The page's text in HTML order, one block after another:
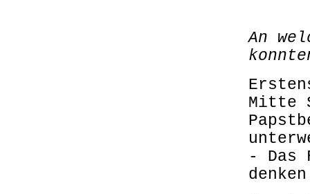
An
Mitte
- Das